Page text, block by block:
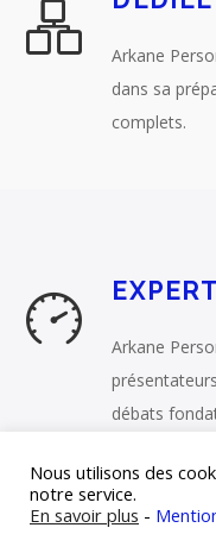
Arkane
dans sa
complets.
Arkane
débats
Nous utilisons des
notre service.
En savoir plus -